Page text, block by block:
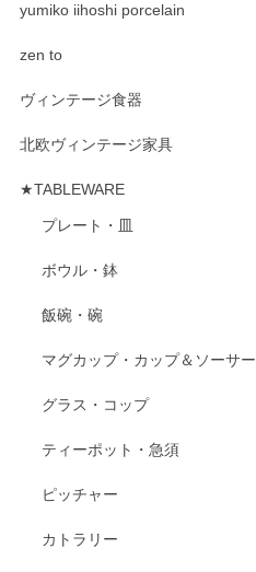
yumiko iihoshi porcelain
zen to
ヴィンテージ食器
北欧ヴィンテージ家具
★TABLEWARE
プレート・皿
ボウル・鉢
飯碗・碗
マグカップ・カップ＆ソーサー
グラス・コップ
ティーポット・急須
ピッチャー
カトラリー